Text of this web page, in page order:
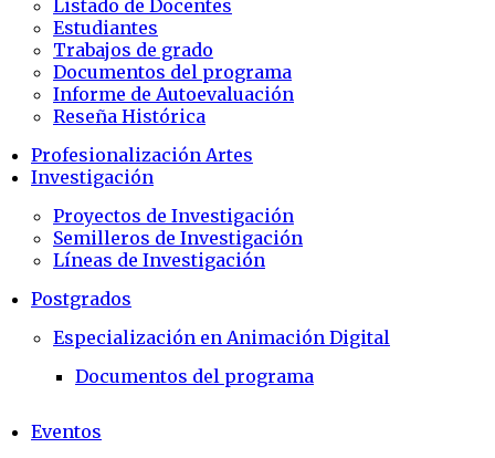
Listado de Docentes
Estudiantes
Trabajos de grado
Documentos del programa
Informe de Autoevaluación
Reseña Histórica
Profesionalización Artes
Investigación
Proyectos de Investigación
Semilleros de Investigación
Líneas de Investigación
Postgrados
Especialización en Animación Digital
Documentos del programa
Eventos